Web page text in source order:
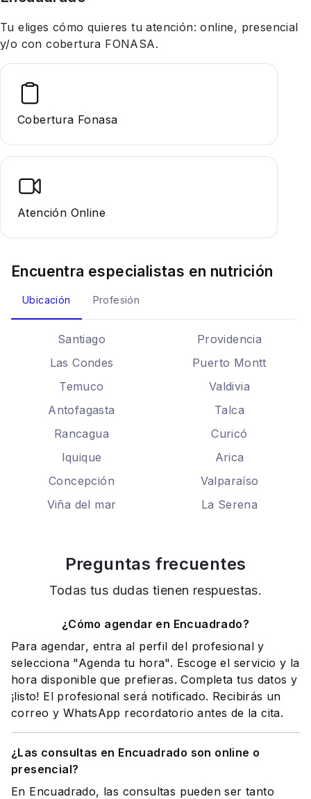
Tu eliges cómo quieres tu atención: online, presencial
y/o con cobertura FONASA.
Cobertura Fonasa
Atención Online
Encuentra especialistas en nutrición
Ubicación Profesión
Santiago
Providencia
Las Condes
Puerto Montt
Temuco
Valdivia
Antofagasta
Talca
Rancagua
Curicó
Iquique
Arica
Concepción
Valparaíso
Viña del mar
La Serena
Preguntas frecuentes
Todas tus dudas tienen respuestas.
¿Cómo agendar en Encuadrado?
Para agendar, entra al perfil del profesional y
selecciona "Agenda tu hora". Escoge el servicio y la
hora disponible que prefieras. Completa tus datos y
¡listo! El profesional será notificado. Recibirás un
correo y WhatsApp recordatorio antes de la cita.
¿Las consultas en Encuadrado son online o
presencial?
En Encuadrado, las consultas pueden ser tanto